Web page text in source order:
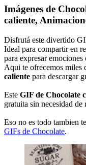
Imágenes de
caliente,
Disfrutá este divertido
Ideal para compartir en
para expresar emociones
Aqui te ofrecemos miles
caliente para descargar
Este GIF de Chocolate
gratuita sin necesidad de
Eso no es todo tambien
GIFs de Chocolate.